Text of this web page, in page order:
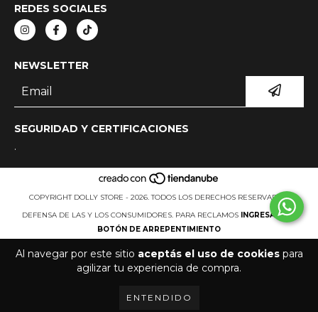
Al navegar por este sitio aceptás el uso de cookiespara
agilizar tu experiencia de compra.
ENTENDIDO
REDES SOCIALES
NEWSLETTER
SEGURIDAD Y CERTIFICACIONES
.
COPYRIGHT DOLLY STORE - 2026. TODOS LOS DERECHOS RESERVADOS.
DEFENSA DE LAS Y LOS CONSUMIDORES. PARA RECLAMOS INGRESÁ ACÁ.
BOTÓN DE ARREPENTIMIENTO